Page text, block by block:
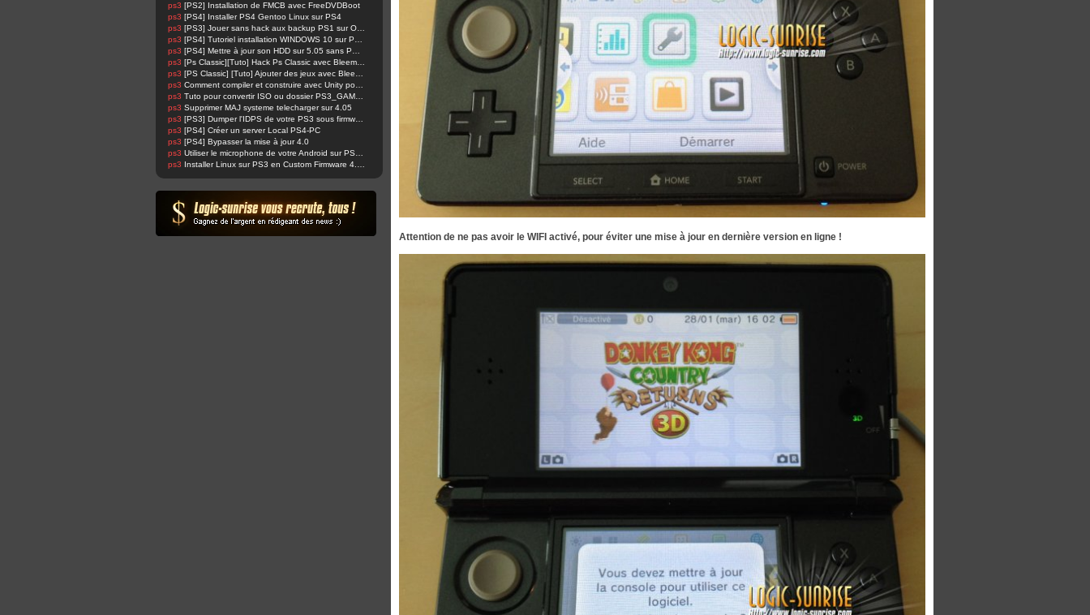
ps3 [PS2] Installation de FMCB avec FreeDVDBoot
ps3 [PS4] Installer PS4 Gentoo Linux sur PS4
ps3
ps3
ps3
ps3
ps3
ps3
ps3
ps3 Supprimer MAJ systeme telecharger sur 4.05
ps3
ps3 [PS4] Créer un server Local PS4-PC
ps3 [PS4] Bypasser la mise à jour 4.0
ps3
ps3
Attention de ne pas avoir le WIFI activé, pour éviter une mise à jour en dernière version en ligne !